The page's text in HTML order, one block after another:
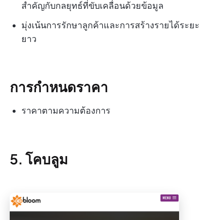
สำคัญกับกลยุทธ์ที่ขับเคลื่อนด้วยข้อมูล
มุ่งเน้นการรักษาลูกค้าและการสร้างรายได้ระยะ
ยาว
การกำหนดราคา
ราคาตามความต้องการ
5. โคบลูม